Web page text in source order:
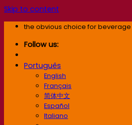
Skip to content
the obvious choice for beverage
Follow us:
Português
English
Français
简体中文
Español
Italiano